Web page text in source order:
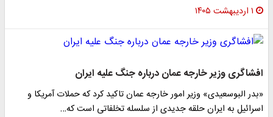
۱ اردیبهشت ۱۴۰۵
افشاگری وزیر خارجه عمان درباره جنگ علیه ایران
«بدر البوسعیدی» وزیر امور خارجه عمان تاکید کرد که حملات آمریکا و
اسرائیل به ایران حلقه جدیدی از سلسله تخلفاتی است که…